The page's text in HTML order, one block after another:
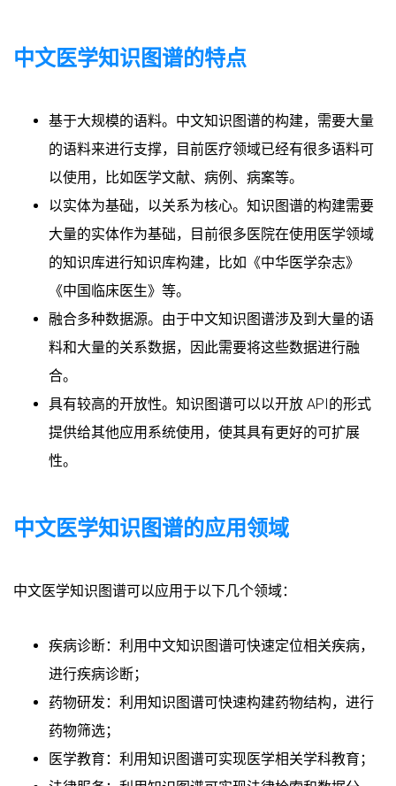
中文医学知识图谱的特点
基于大规模的语料。中文知识图谱的构建，需要大量
的语料来进行支撑，目前医疗领域已经有很多语料可
以使用，比如医学文献、病例、病案等。
以实体为基础，以关系为核心。知识图谱的构建需要
大量的实体作为基础，目前很多医院在使用医学领域
的知识库进行知识库构建，比如《中华医学杂志》
《中国临床医生》等。
融合多种数据源。由于中文知识图谱涉及到大量的语
料和大量的关系数据，因此需要将这些数据进行融
合。
具有较高的开放性。知识图谱可以以开放 API的形式
提供给其他应用系统使用，使其具有更好的可扩展
性。
中文医学知识图谱的应用领域
中文医学知识图谱可以应用于以下几个领域：
疾病诊断：利用中文知识图谱可快速定位相关疾病，
进行疾病诊断；
药物研发：利用知识图谱可快速构建药物结构，进行
药物筛选；
医学教育：利用知识图谱可实现医学相关学科教育；